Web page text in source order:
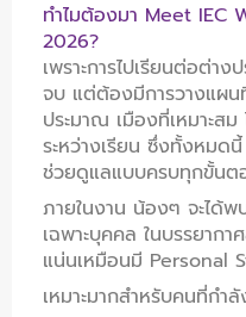
ทำไมต้องมา Meet IEC
2026?
เพราะการไปเรียนต่อต่าง
จบ แต่ต้องมีการวางแผ
ประมาณ เมืองที่เหมาะสม
ระหว่างเรียน ซึ่งทั้งหมด
ช่วยดูแลแบบครบทุกขั้นต
ภายในงาน น้องๆ จะได้พ
เฉพาะบุคคล ในบรรยาก
แน่นเหมือนมี Personal
เหมาะมากสำหรับคนที่กำลั